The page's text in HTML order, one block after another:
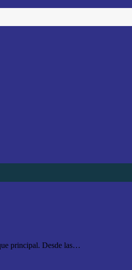
principal. Desde las…